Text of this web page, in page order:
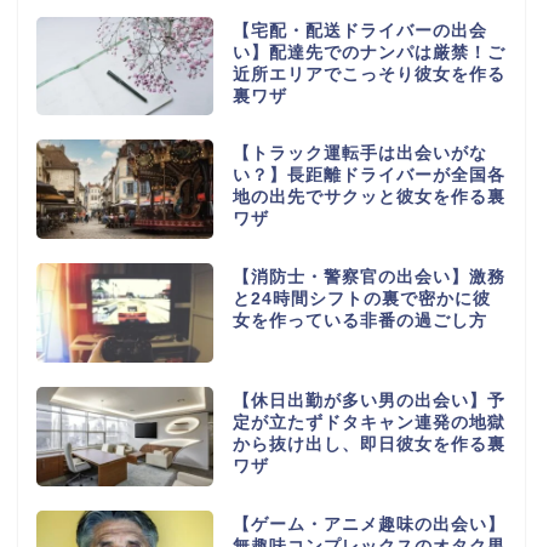
【宅配・配送ドライバーの出会
い】配達先でのナンパは厳禁！ご
近所エリアでこっそり彼女を作る
裏ワザ
【トラック運転手は出会いがな
い？】長距離ドライバーが全国各
地の出先でサクッと彼女を作る裏
ワザ
【消防士・警察官の出会い】激務
と24時間シフトの裏で密かに彼
女を作っている非番の過ごし方
【休日出勤が多い男の出会い】予
定が立たずドタキャン連発の地獄
から抜け出し、即日彼女を作る裏
ワザ
【ゲーム・アニメ趣味の出会い】